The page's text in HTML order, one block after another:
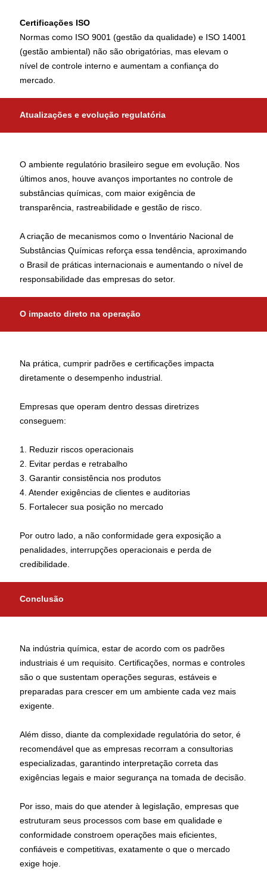
Certificações ISO
Normas como ISO 9001 (gestão da qualidade) e ISO 14001
(gestão ambiental) não são obrigatórias, mas elevam o
nível de controle interno e aumentam a confiança do
mercado.
Atualizações e evolução regulatória
O ambiente regulatório brasileiro segue em evolução. Nos
últimos anos, houve avanços importantes no controle de
substâncias químicas, com maior exigência de
transparência, rastreabilidade e gestão de risco.
A criação de mecanismos como o Inventário Nacional de
Substâncias Químicas reforça essa tendência, aproximando
o Brasil de práticas internacionais e aumentando o nível de
responsabilidade das empresas do setor.
O impacto direto na operação
Na prática, cumprir padrões e certificações impacta
diretamente o desempenho industrial.
Empresas que operam dentro dessas diretrizes
conseguem:
1. Reduzir riscos operacionais
2. Evitar perdas e retrabalho
3. Garantir consistência nos produtos
4. Atender exigências de clientes e auditorias
5. Fortalecer sua posição no mercado
Por outro lado, a não conformidade gera exposição a
penalidades, interrupções operacionais e perda de
credibilidade.
Conclusão
Na indústria química, estar de acordo com os padrões
industriais é um requisito. Certificações, normas e controles
são o que sustentam operações seguras, estáveis e
preparadas para crescer em um ambiente cada vez mais
exigente.
Além disso, diante da complexidade regulatória do setor, é
recomendável que as empresas recorram a consultorias
especializadas, garantindo interpretação correta das
exigências legais e maior segurança na tomada de decisão.
Por isso, mais do que atender à legislação, empresas que
estruturam seus processos com base em qualidade e
conformidade constroem operações mais eficientes,
confiáveis e competitivas, exatamente o que o mercado
exige hoje.